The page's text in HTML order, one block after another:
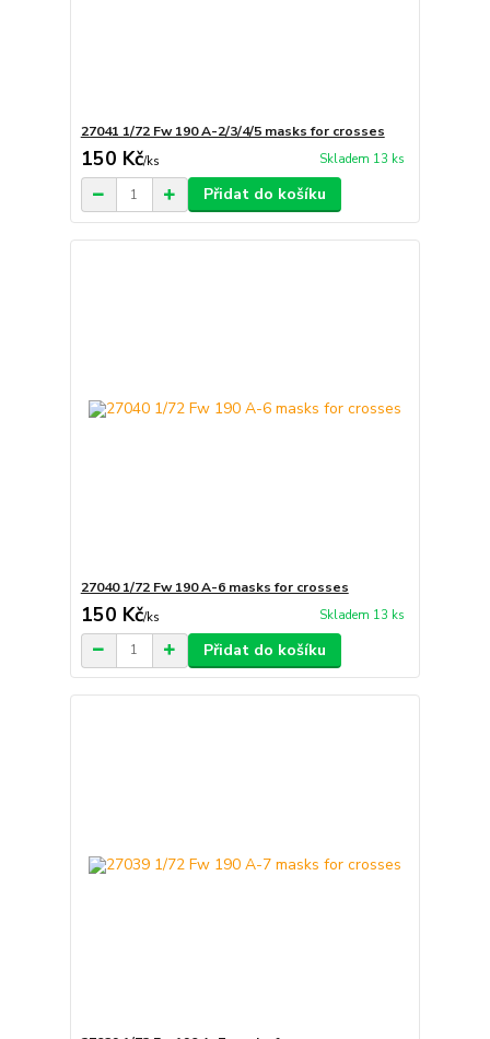
27041 1/72 Fw 190 A-2/3/4/5 masks for crosses
150 Kč/ks Skladem 13 ks
Přidat do košíku
27040 1/72 Fw 190 A-6 masks for crosses
150 Kč/ks Skladem 13 ks
Přidat do košíku